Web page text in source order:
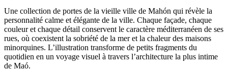
Une collection de portes de la vieille ville de Mahón qui révèle la
personnalité calme et élégante de la ville. Chaque façade, chaque
couleur et chaque détail conservent le caractère méditerranéen de ses
rues, où coexistent la sobriété de la mer et la chaleur des maisons
minorquines. L’illustration transforme de petits fragments du
quotidien en un voyage visuel à travers l’architecture la plus intime
de Maó.